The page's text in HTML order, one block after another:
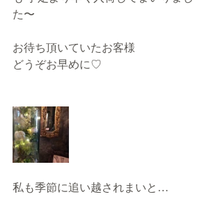
た〜
お待ち頂いていたお客様
どうぞお早めに♡
私も季節に追い越されまいと…